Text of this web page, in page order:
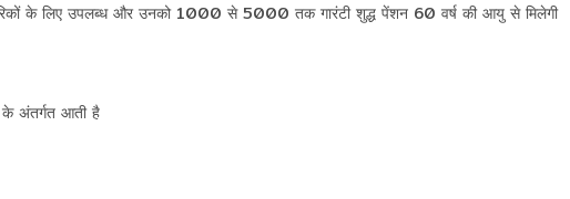
के लिए उपलब्ध और उनको 1000 से 5000 तक गारंटी शुद्ध पेंशन 60 वर्ष की आयु से मिलेगी
के अंतर्गत आती है